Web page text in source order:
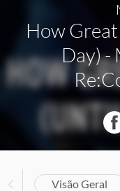
How
Day) -
Visão Geral